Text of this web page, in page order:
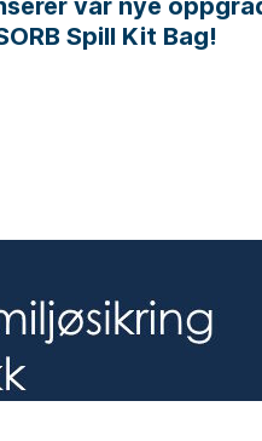
vår nye
Spill Kit Bag!